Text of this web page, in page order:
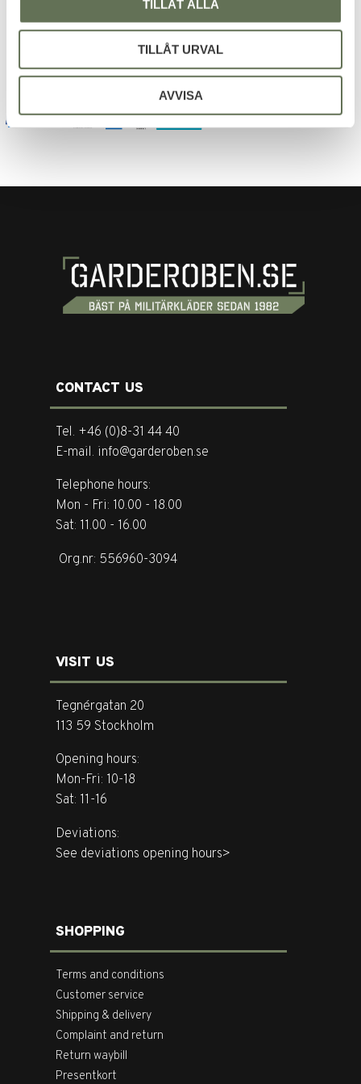
TILLÅT ALLA
TILLÅT URVAL
AVVISA
Dina personuppgifter behandlas i enlighet med vår
integritetspolicy
CONTACT US
Tel. +46 (0)8-31 44 40
E-mail. info@garderoben.se
Telephone hours:
Mon - Fri: 10.00 - 18.00
Sat: 11.00 - 16.00
Org.nr: 556960-3094
VISIT US
Tegnérgatan 20
113 59 Stockholm
Opening hours:
Mon-Fri: 10-18
Sat: 11-16
Deviations:
See deviations opening hours>
SHOPPING
Terms and conditions
Customer service
Shipping & delivery
Complaint and return
Return waybill
Presentkort